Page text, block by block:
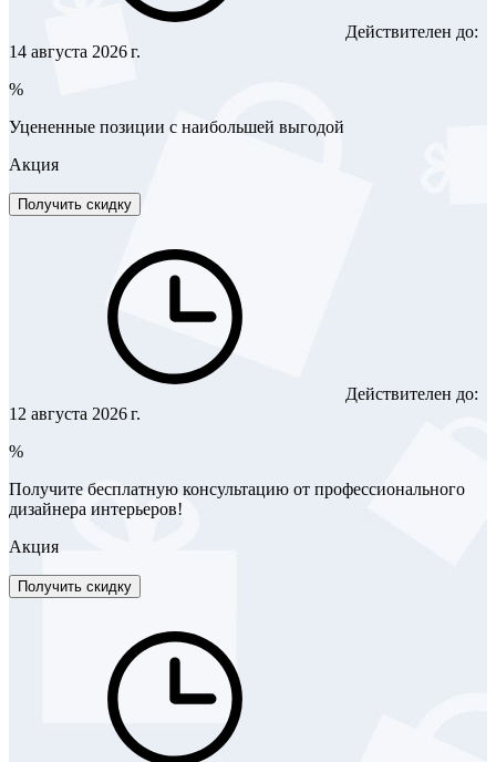
Действителен до:
14 августа 2026 г.
%
Уцененные позиции с наибольшей выгодой
Акция
Получить скидку
Действителен до:
12 августа 2026 г.
%
Получите бесплатную консультацию от профессионального
дизайнера интерьеров!
Акция
Получить скидку